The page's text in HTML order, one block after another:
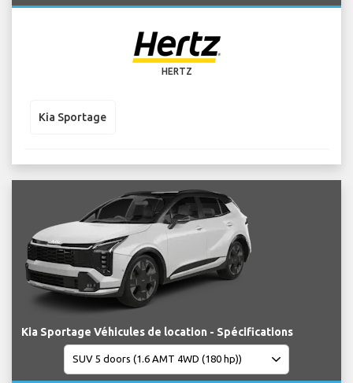
HERTZ
Kia Sportage
Kia Sportage Véhicules de location - Spécifications